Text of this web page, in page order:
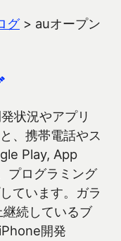
グ> auオープン
状況やアプリ
、携帯電話やス
Play, App
プログラミング
ています。ガラ
続しているブ
開発